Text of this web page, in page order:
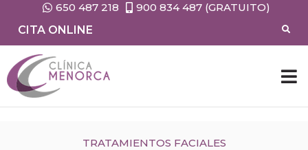
650 487 218
900 834 487 (GRATUITO)
CITA ONLINE
TRATAMIENTOS FACIALES